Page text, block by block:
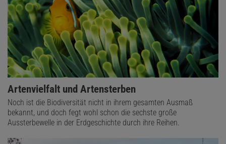
Artenvielfalt und Artensterben
Noch ist die Biodiversität nicht in ihrem gesamten Ausmaß
bekannt, und doch fegt wohl schon die sechste große
Aussterbewelle in der Erdgeschichte durch ihre Reihen.